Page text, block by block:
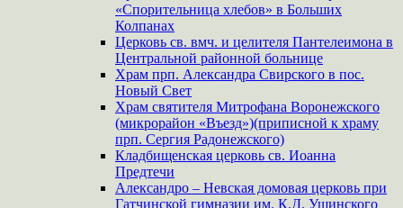
«Спорительница хлебов» в Больших
Колпанах
Церковь св. вмч. и целителя Пантелеимона в
Центральной районной больнице
Храм прп. Александра Свирского в пос.
Новый Свет
Храм святителя Митрофана Воронежского
(микрорайон «Въезд»)(приписной к храму
прп. Сергия Радонежского)
Кладбищенская церковь св. Иоанна
Предтечи
Александро – Невская домовая церковь при
Гатчинской гимназии им. К.Д. Ушинского